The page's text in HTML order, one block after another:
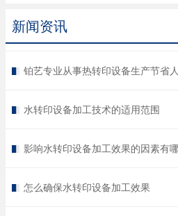
新闻资讯
铂艺专业从事热转印设备生产节省
水转印设备加工技术的适用范围
影响水转印设备加工效果的因素有
怎么确保水转印设备加工效果